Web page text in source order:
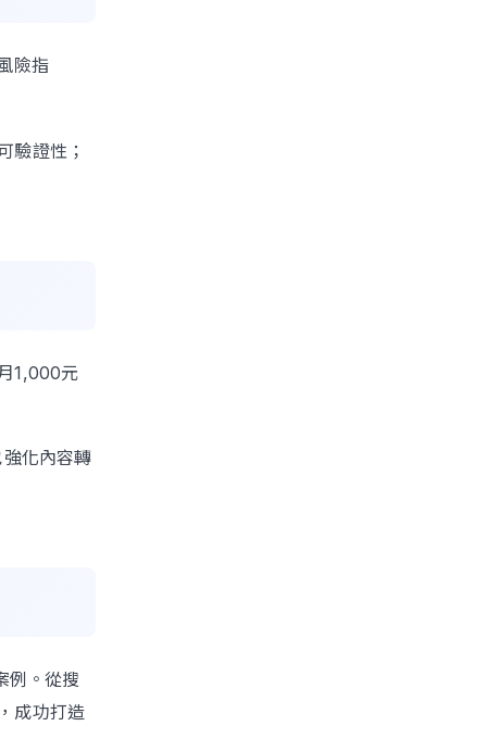
險指
驗證性；
1,000元
化內容轉
例。從搜
成功打造